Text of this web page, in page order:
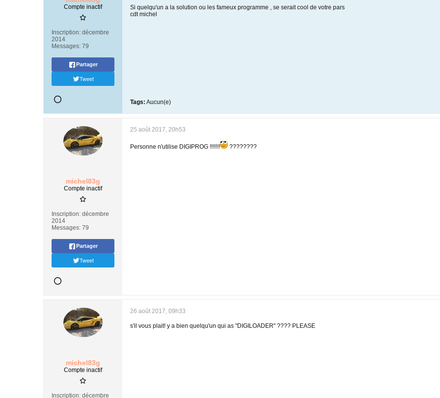
Compte inactif
Inscription: décembre
2014
Messages: 79
Partager
Tweet
Si quelqu'un a la solution ou les fameux programme , se serait cool de votre pars
cdt michel
Tags: Aucun(e)
michel83g
Compte inactif
Inscription: décembre
2014
Messages: 79
Partager
Tweet
25 août 2017, 20h53
Personne n'utilise DIGIPROG !!!!!!! ????????
michel83g
Compte inactif
Inscription: décembre
26 août 2017, 09h33
s'il vous plait! y a bien quelqu'un qui as "DIGILOADER" ???? PLEASE